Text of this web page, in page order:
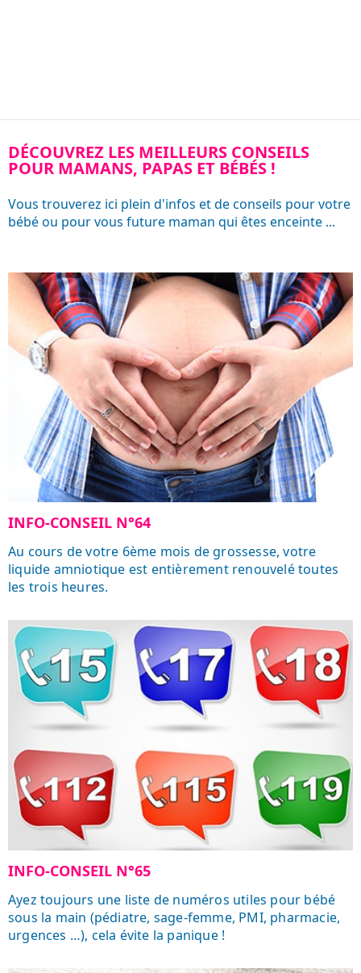
DÉCOUVREZ LES MEILLEURS CONSEILS
POUR MAMANS, PAPAS ET BÉBÉS !
Vous trouverez ici plein d'infos et de conseils pour votre
bébé ou pour vous future maman qui êtes enceinte ...
INFO-CONSEIL N°64
Au cours de votre 6ème mois de grossesse, votre
liquide amniotique est entièrement renouvelé toutes
les trois heures.
INFO-CONSEIL N°65
Ayez toujours une liste de numéros utiles pour bébé
sous la main (pédiatre, sage-femme, PMI, pharmacie,
urgences …), cela évite la panique !